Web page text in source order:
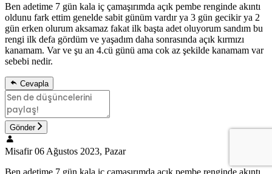
Ben adetime 7 gün kala iç çamaşırımda açık pembe renginde akıntı
oldunu fark ettim genelde sabit günüm vardır ya 3 gün gecikir ya 2
gün erken olurum aksamaz fakat ilk başta adet oluyorum sandım bu
rengi ilk defa gördüm ve yaşadım daha sonrasında açık kırmızı
kanamam. Var ve şu an 4.cü günü ama cok az şekilde kanamam var
sebebi nedir.
Cevapla
Gönder
Misafir 06 Ağustos 2023, Pazar
Ben adetime 7 gün kala iç çamaşırımda açık pembe renginde akıntı